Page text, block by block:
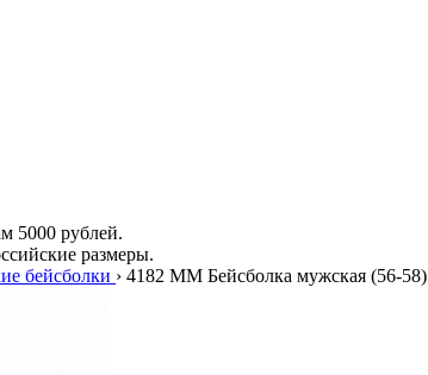
5000 рублей.
размеры.
бейсболки › 4182 MM Бейсболка мужская (56-58)